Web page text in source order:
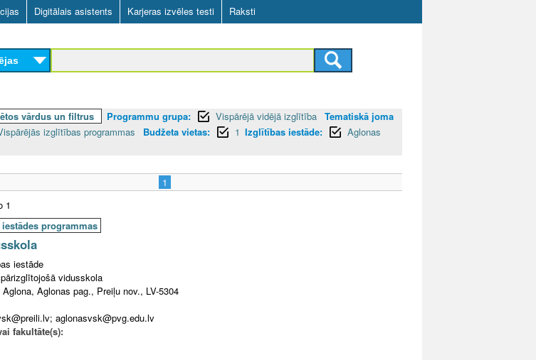
Skip
to
main
content
Digitālais asistents Karjeras izvēles testi Raksti
vārdus un filtrus Programmu grupa: Vispārējā vidējā izglītība Tematiskā joma
izglītības programmas Budžeta vietas: 1 Izglītības iestāde:
Aglonas
1
1
programmas
iestāde
vidusskola
Aglonas pag., Preiļu nov., LV-5304
aglonasvsk@pvg.edu.lv
fakultāte(s):